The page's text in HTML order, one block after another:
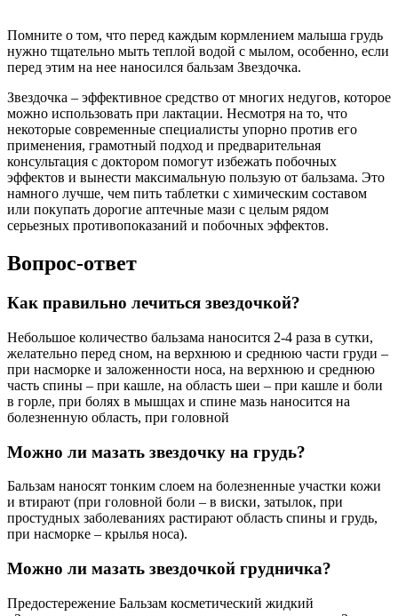
Помните о том, что перед каждым кормлением малыша грудь
нужно тщательно мыть теплой водой с мылом, особенно, если
перед этим на нее наносился бальзам Звездочка.
Звездочка – эффективное средство от многих недугов, которое
можно использовать при лактации. Несмотря на то, что
некоторые современные специалисты упорно против его
применения, грамотный подход и предварительная
консультация с доктором помогут избежать побочных
эффектов и вынести максимальную пользую от бальзама. Это
намного лучше, чем пить таблетки с химическим составом
или покупать дорогие аптечные мази с целым рядом
серьезных противопоказаний и побочных эффектов.
Вопрос-ответ
Как правильно лечиться звездочкой?
Небольшое количество бальзама наносится 2-4 раза в сутки,
желательно перед сном, на верхнюю и среднюю части груди –
при насморке и заложенности носа, на верхнюю и среднюю
часть спины – при кашле, на область шеи – при кашле и боли
в горле, при болях в мышцах и спине мазь наносится на
болезненную область, при головной
Можно ли мазать звездочку на грудь?
Бальзам наносят тонким слоем на болезненные участки кожи
и втирают (при головной боли – в виски, затылок, при
простудных заболеваниях растирают область спины и грудь,
при насморке – крылья носа).
Можно ли мазать звездочкой грудничка?
Предостережение Бальзам косметический жидкий